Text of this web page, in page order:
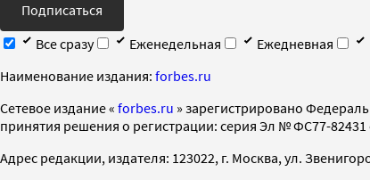
Подписаться
Все сразу
Еженедельная Ежедневная
Наименование издания: forbes.ru
Cетевое издание « forbes.ru » зарегистрировано
принятия решения о регистрации: серия Эл № ФС77-82431
Адрес редакции, издателя: 123022, г. Москва, ул.